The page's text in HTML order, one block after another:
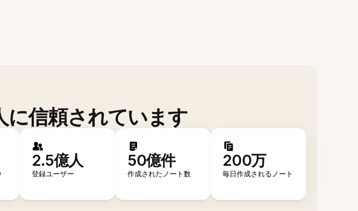
に信頼されています
2.5億人
登録ユーザー
50億件
作成されたノート数
200万
毎日作成されるノート